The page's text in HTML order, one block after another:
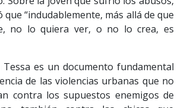
que “indudablemente, más allá de que
no lo quiera ver, o no lo crea, es
es un documento fundamental
de las violencias urbanas que no
contra los supuestos enemigos de